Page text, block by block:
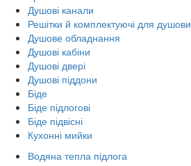
Душові канали
Решітки й комплектуючі для
Душове обладнання
Душові кабіни
Душові двері
Душові піддони
Біде
Біде підлогові
Біде підвісні
Кухонні мийки
Водяна тепла підлога